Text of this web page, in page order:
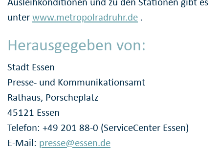
unterwww.metropolradruhr.de .
Herausgegeben von:
Stadt Essen
Presse- und Kommunikationsamt
Rathaus, Porscheplatz
45121 Essen
Telefon: +49 201 88-0 (ServiceCenter Essen)
E-Mail: presse@essen.de